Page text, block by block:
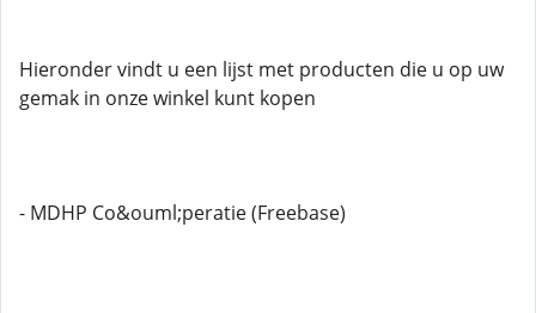
Hieronder vindt u een lijst met producten die u op uw
gemak in onze winkel kunt kopen
- MDHP Co&ouml;peratie (Freebase)